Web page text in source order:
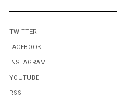
TWITTER
FACEBOOK
INSTAGRAM
YOUTUBE
RSS